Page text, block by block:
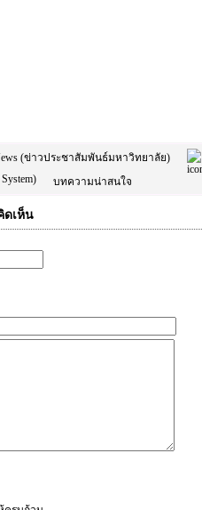
(ข่าวประชาสัมพันธ์มหาวิทยาลัย)
บทความน่าสนใจ
ดเห็น